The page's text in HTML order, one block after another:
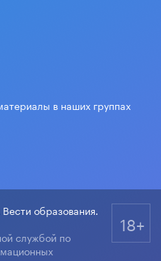
в наших группах
образования.
службой по
18+